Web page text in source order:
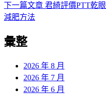
導
覽
篇
下一篇文章 下
君綺評價PTT乾
減肥方法
彙整
2026 年 8 月
2026 年 7 月
2026 年 6 月